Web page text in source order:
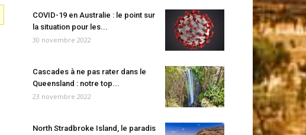
COVID-19 en Australie : le point sur
la situation pour les...
30 novembre 2022
Cascades à ne pas rater dans le
Queensland : notre top...
23 novembre 2022
North Stradbroke Island, le paradis